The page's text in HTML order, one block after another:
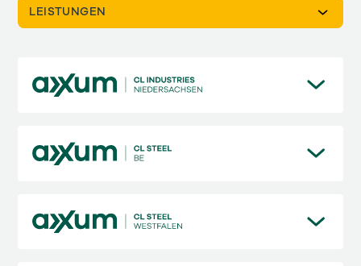
Deutschland
Österreich
Ungarn
LEISTUNGEN